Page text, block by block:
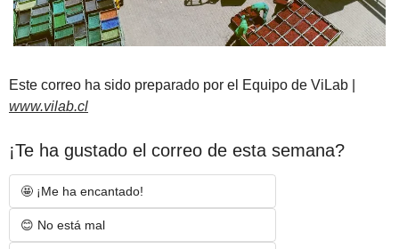
Est
www.vilab.cl
¡Te ha gustado el correo de esta semana?
🤩 ¡Me ha encantado!
😊 No está mal